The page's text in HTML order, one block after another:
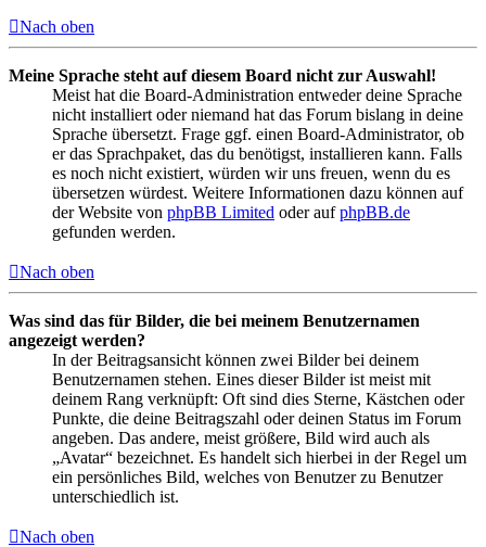
Nach oben
Meine Sprache steht auf diesem Board nicht zur Auswahl!
Meist hat die Board-Administration entweder deine Sprache
nicht installiert oder niemand hat das Forum bislang in deine
Sprache übersetzt. Frage ggf. einen Board-Administrator, ob
er das Sprachpaket, das du benötigst, installieren kann. Falls
es noch nicht existiert, würden wir uns freuen, wenn du es
übersetzen würdest. Weitere Informationen dazu können auf
der Website von phpBB Limited oder aufphpBB.de
gefunden werden.
Nach oben
Was sind das für Bilder, die bei meinem Benutzernamen
angezeigt werden?
In der Beitragsansicht können zwei Bilder bei deinem
Benutzernamen stehen. Eines dieser Bilder ist meist mit
deinem Rang verknüpft: Oft sind dies Sterne, Kästchen oder
Punkte, die deine Beitragszahl oder deinen Status im Forum
angeben. Das andere, meist größere, Bild wird auch als
„Avatar“ bezeichnet. Es handelt sich hierbei in der Regel um
ein persönliches Bild, welches von Benutzer zu Benutzer
unterschiedlich ist.
Nach oben